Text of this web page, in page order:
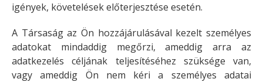
igények, követelések előterjesztése esetén.
A Társaság az Ön hozzájárulásával kezelt személyes
adatokat mindaddig megőrzi, ameddig arra az
adatkezelés céljának teljesítéséhez szüksége van,
vagy ameddig Ön nem kéri a személyes adatai